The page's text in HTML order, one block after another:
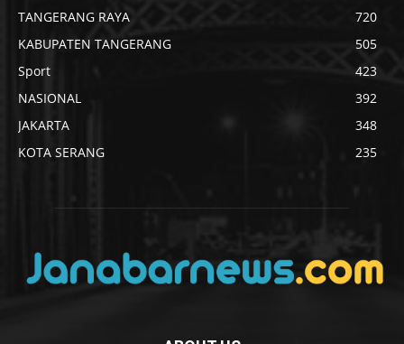
TANGERANG RAYA
720
KABUPATEN TANGERANG
505
Sport
423
NASIONAL
392
JAKARTA
348
KOTA SERANG
235